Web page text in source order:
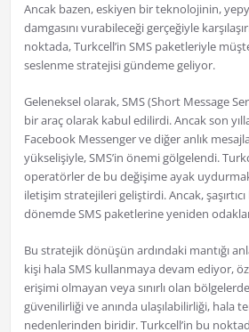
Ancak bazen, eskiyen bir teknolojinin,
damgasını vurabileceği gerçeğiyle
noktada, Turkcell’in SMS paketleriyle
seslenme stratejisi gündeme geliyor.
Geleneksel olarak, SMS (Short Message
bir araç olarak kabul edilirdi. Ancak son
Facebook Messenger ve diğer anlık
yükselişiyle, SMS’in önemi gölgelendi.
operatörler de bu değişime ayak
iletişim stratejileri geliştirdi. Ancak,
dönemde SMS paketlerine yeniden
Bu stratejik dönüşün ardındaki mantığı
kişi hala SMS kullanmaya devam ediyor,
erişimi olmayan veya sınırlı olan
güvenilirliği ve anında ulaşılabilirliği, hala
nedenlerinden biridir. Turkcell’in bu